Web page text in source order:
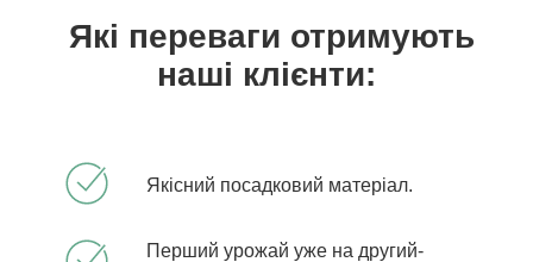
Які переваги отримують
наші клієнти:
Якісний посадковий матеріал.
Перший урожай уже на другий-